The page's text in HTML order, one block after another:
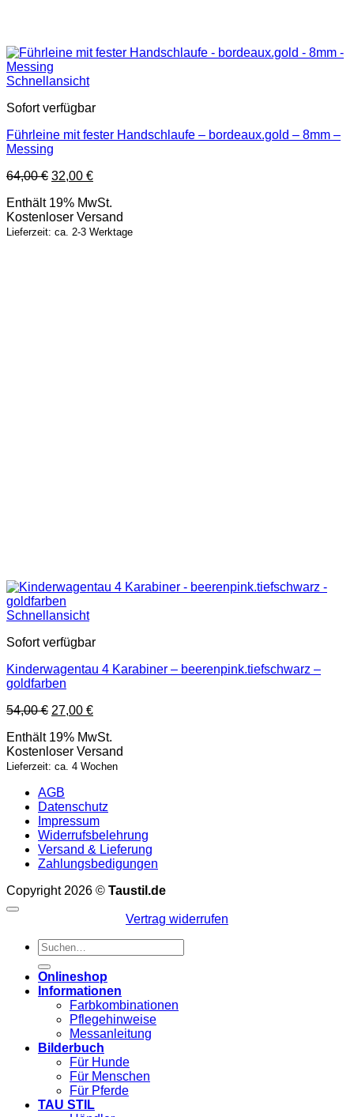
Schnellansicht
Sofort verfügbar
Führleine mit fester Handschlaufe – bordeaux.gold – 8mm –
Messing
64,00€ Ursprünglicher
war:
64,00 €
32,00 €Aktueller
ist:
32,00 €.
Enthält 19% MwSt.
Kostenloser Versand
Lieferzeit: ca. 2-3 Werktage
Schnellansicht
Sofort verfügbar
Kinderwagentau 4 Karabiner – beerenpink.tiefschwarz –
goldfarben
54,00€ Ursprünglicher
war:
54,00 €
27,00 €Aktueller
ist:
27,00 €.
Enthält 19% MwSt.
Kostenloser Versand
Lieferzeit: ca. 4 Wochen
AGB
Datenschutz
Impressum
Widerrufsbelehrung
Versand & Lieferung
Zahlungsbedigungen
Copyright 2026 © Taustil.de
Vertrag widerrufen
Suchen
nach:
Onlineshop
Informationen
Farbkombinationen
Pflegehinweise
Messanleitung
Bilderbuch
Für Hunde
Für Menschen
Für Pferde
TAU STIL